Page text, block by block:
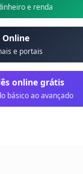
e renda
Online
e portais
online grátis
básico ao avançado